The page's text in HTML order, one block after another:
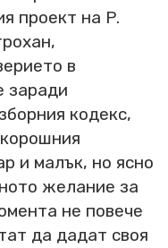
проект на Р.
в
заради
кодекс,
и малък, но ясно
желание за
не повече
да дадат своя